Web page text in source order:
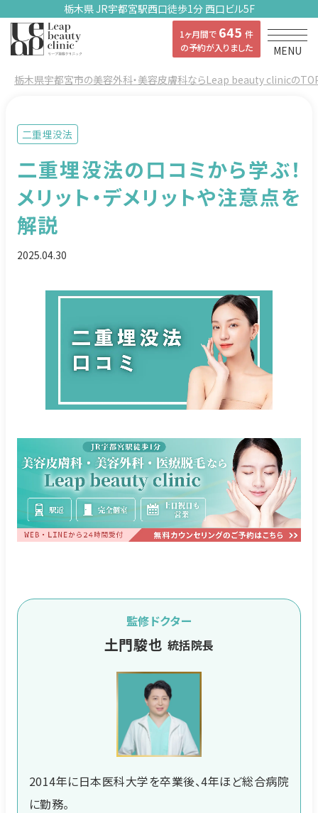
栃木県 JR宇都宮駅西口徒歩1分 西口ビル5F
1ヶ月間で 645 件
の予約が入りました
MENU
栃木県宇都宮市の美容外科・美容皮膚科ならLeap beauty clinicの
二重埋没法
二重埋没法の口コミから学ぶ！
メリット・デメリットや注意点を
解説
2025.04.30
監修ドクター
土門駿也 統括院長
2014年に日本医科大学を卒業後、4年ほど総合病院
に勤務。